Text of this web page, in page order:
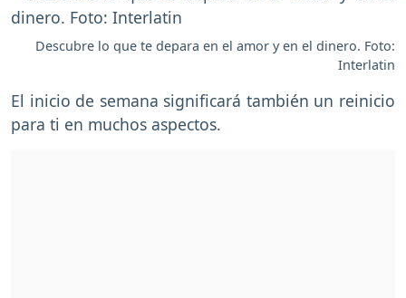
Descubre lo que te depara en el amor y en el dinero. Foto:
Interlatin
El inicio de semana significará también un reinicio
para ti en muchos aspectos.